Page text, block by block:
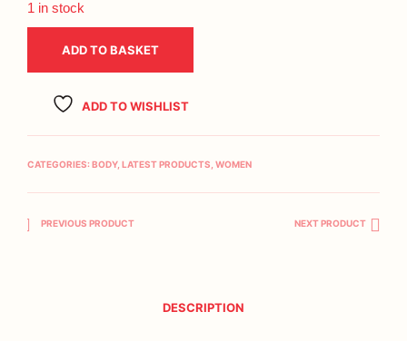
1 in stock
ADD TO BASKET
ADD TO WISHLIST
CATEGORIES: BODY, LATEST PRODUCTS WOMEN
PREVIOUS PRODUCT NEXT PRODUCT
DESCRIPTION